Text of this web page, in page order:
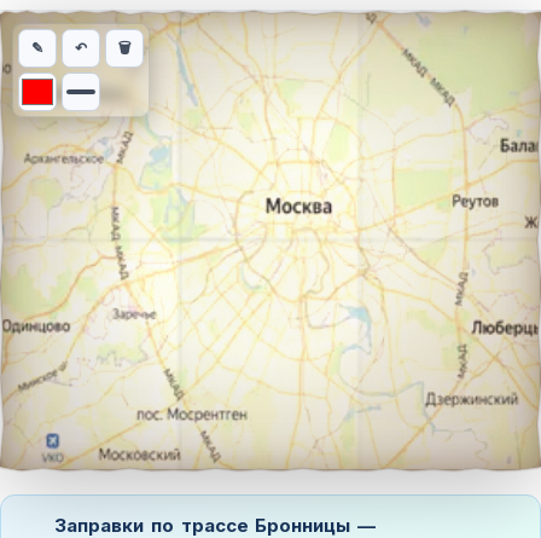
Интерактивная карта автомобильного маршрута из города
✎ ↶ 🗑
Заправки по трассе Бронницы —